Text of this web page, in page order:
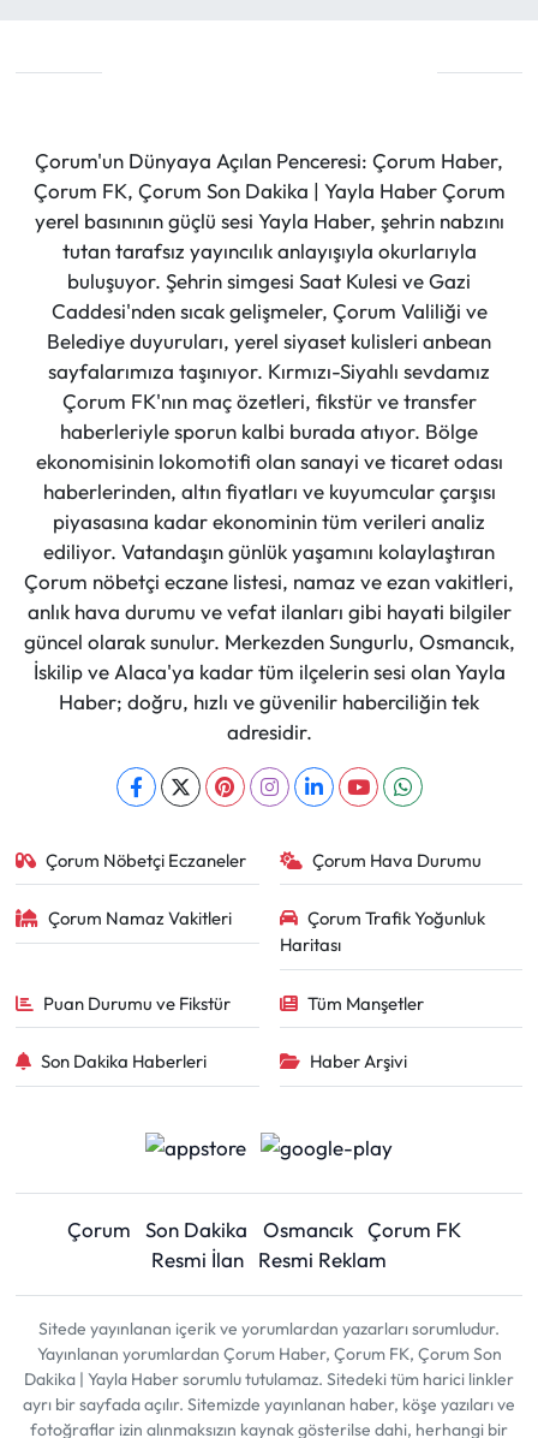
Çorum'un Dünyaya Açılan Penceresi: Çorum Haber,
Çorum FK, Çorum Son Dakika | Yayla Haber Çorum
yerel basınının güçlü sesi Yayla Haber, şehrin nabzını
tutan tarafsız yayıncılık anlayışıyla okurlarıyla
buluşuyor. Şehrin simgesi Saat Kulesi ve Gazi
Caddesi'nden sıcak gelişmeler, Çorum Valiliği ve
Belediye duyuruları, yerel siyaset kulisleri anbean
sayfalarımıza taşınıyor. Kırmızı-Siyahlı sevdamız
Çorum FK'nın maç özetleri, fikstür ve transfer
haberleriyle sporun kalbi burada atıyor. Bölge
ekonomisinin lokomotifi olan sanayi ve ticaret odası
haberlerinden, altın fiyatları ve kuyumcular çarşısı
piyasasına kadar ekonominin tüm verileri analiz
ediliyor. Vatandaşın günlük yaşamını kolaylaştıran
Çorum nöbetçi eczane listesi, namaz ve ezan vakitleri,
anlık hava durumu ve vefat ilanları gibi hayati bilgiler
güncel olarak sunulur. Merkezden Sungurlu, Osmancık,
İskilip ve Alaca'ya kadar tüm ilçelerin sesi olan Yayla
Haber; doğru, hızlı ve güvenilir haberciliğin tek
adresidir.
Çorum Nöbetçi Eczaneler Çorum Hava Durumu
Çorum Namaz Vakitleri
Çorum Trafik Yoğunluk
Haritası
Puan Durumu ve Fikstür Tüm Manşetler
Son Dakika Haberleri Haber Arşivi
Çorum Son Dakika Osmancık Çorum FK
Resmi İlan
Resmi Reklam
Sitede yayınlanan içerik ve yorumlardan yazarları sorumludur.
Yayınlanan yorumlardan Çorum Haber, Çorum FK, Çorum Son
Dakika | Yayla Haber sorumlu tutulamaz. Sitedeki tüm harici linkler
ayrı bir sayfada açılır. Sitemizde yayınlanan haber, köşe yazıları ve
fotoğraflar izin alınmaksızın kaynak gösterilse dahi, herhangi bir